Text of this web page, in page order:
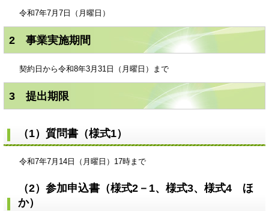
令和7年7月7日（月曜日）
2 事業実施期間
契約日から令和8年3月31日（月曜日）まで
3 提出期限
（1）質問書（様式1）
令和7年7月14日（月曜日）17時まで
（2）参加申込書（様式2－1、様式3、様式4 ほ
か）